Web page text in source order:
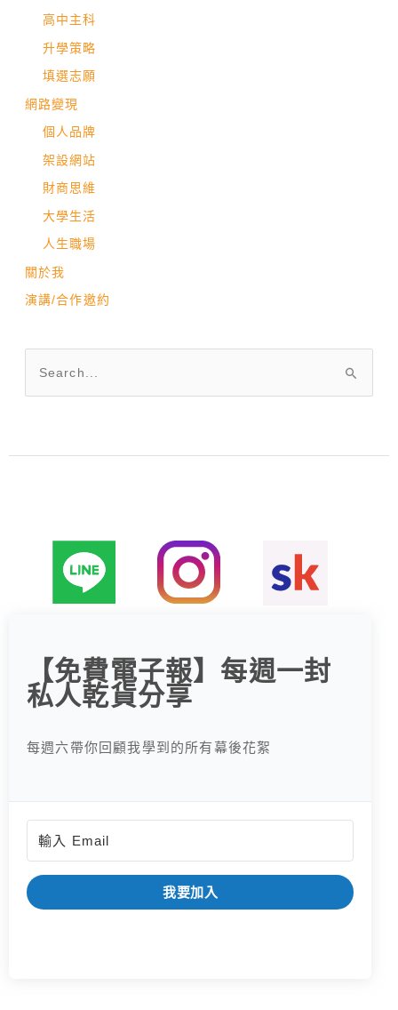
高中主科
升學策略
填選志願
網路變現
個人品牌
架設網站
財商思維
大學生活
人生職場
關於我
演講/合作邀約
【免費電子報】每週一封
私人乾貨分享
每週六帶你回顧我學到的所有幕後花絮
我要加入